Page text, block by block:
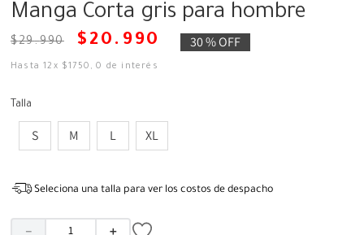
Manga Corta gris para hombre
$29.990 $ 20 . 990 30 %OFF
Hasta12 x $1750 ,0 de interés
Talla
S M L XL
Seleciona una talla para ver los costos de despacho
＋
－